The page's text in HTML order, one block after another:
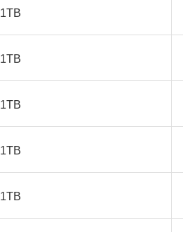
1TB
1TB
1TB
1TB
1TB